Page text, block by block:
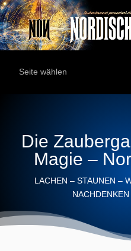
Seite wählen
Die
Magie –
LACHEN – STAUNEN –